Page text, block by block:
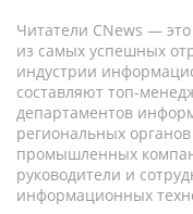
Читатели CNews —
из самых успешных
индустрии
составляют топ-
департаментов
региональных
промышленных
руководители и
информационных